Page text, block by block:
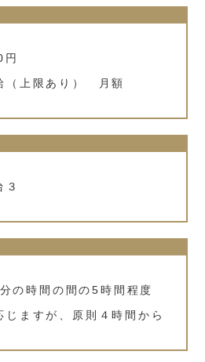
（上限あり） 月額
３
の時間の間の5時間程度
じますが、原則４時間から